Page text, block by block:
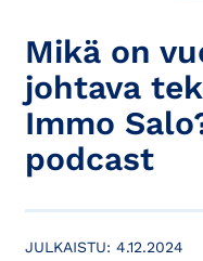
Mikä on
johtava
Immo
podcast
JULKAISTU: 4.12.2024